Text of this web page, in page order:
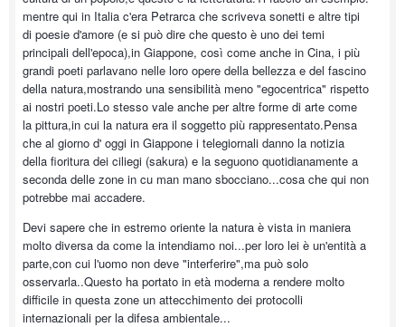
mentre qui in Italia c'era Petrarca che scriveva sonetti e altre tipi
di poesie d'amore (e si può dire che questo è uno dei temi
principali dell'epoca),in Giappone, così come anche in Cina, i più
grandi poeti parlavano nelle loro opere della bellezza e del fascino
della natura,mostrando una sensibilità meno "egocentrica" rispetto
ai nostri poeti.Lo stesso vale anche per altre forme di arte come
la pittura,in cui la natura era il soggetto più rappresentato.Pensa
che al giorno d' oggi in Giappone i telegiornali danno la notizia
della fioritura dei ciliegi (sakura) e la seguono quotidianamente a
seconda delle zone in cu man mano sbocciano...cosa che qui non
potrebbe mai accadere.
Devi sapere che in estremo oriente la natura è vista in maniera
molto diversa da come la intendiamo noi...per loro lei è un'entità a
parte,con cui l'uomo non deve "interferire",ma può solo
osservarla..Questo ha portato in età moderna a rendere molto
difficile in questa zone un attecchimento dei protocolli
internazionali per la difesa ambientale...